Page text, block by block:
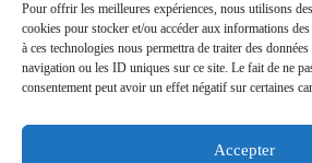
Pour offrir les meilleures expériences, nous utilisons
cookies pour stocker et/ou accéder aux informations
à ces technologies nous permettra de traiter des
navigation ou les ID uniques sur ce site. Le fait de ne
consentement peut avoir un effet négatif sur certaines
Accepter
Textile Articles
Boutique en ligne
Tarifs Revendeurs